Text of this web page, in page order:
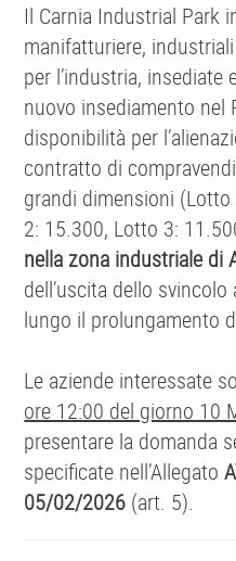
Il Carnia Industrial Park
manifatturiere,
per l’industria,
nuovo insediamento nel
disponibilità per
contratto di
grandi dimensioni
2: 15.300, Lotto 3:
nella zona industriale di
dell’uscita dello svincolo
lungo il prolungamento
Le aziende interessate
ore 12:00 del giorno 10
presentare la domanda
specificate nell’Allegato
05/02/2026 (art. 5).